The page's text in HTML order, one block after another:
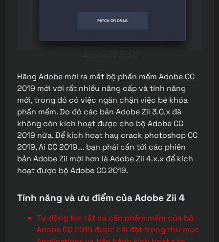
Hãng Adobe mới ra mắt bộ phần mềm Adobe CC
2019 mới với rất nhiều nâng cấp và tính năng
mới, trong đó có việc ngăn chặn việc bẻ khóa
phần mềm. Do đó các bản Adobe Zii 3.0.x đã
không còn kích hoạt được cho bộ Adobe CC
2019 nữa. Để kích hoạt hay crack photoshop CC
2019, Ai CC 2019…. bạn phải cần tới các phiên
bản Adobe Zii mới hơn là Adobe Zii 4.x.x để kích
hoạt được bộ Adobe CC 2019.
Tính năng và ưu điểm của Adobe Zii 4
Tự động tìm tất cả các phầm mềm của bộ
Adobe CC 2019 được cài đặt trong thư mục